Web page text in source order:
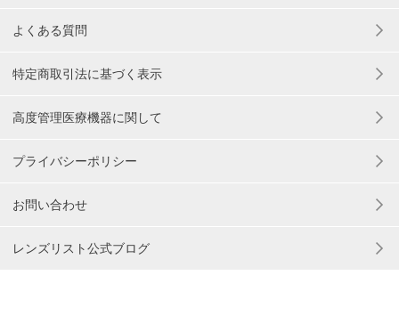
よくある質問
特定商取引法に基づく表示
高度管理医療機器に関して
プライバシーポリシー
お問い合わせ
レンズリスト公式ブログ